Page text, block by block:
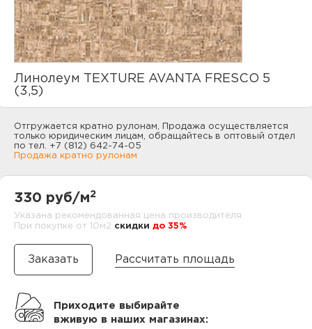
Линолеум TEXTURE AVANTA FRESCO 5
(3,5)
Отгружается кратно рулонам, Продажа осуществляется
только юридическим лицам, обращайтесь в оптовый отдел
по тел. +7 (812) 642-74-05
Продажа кратно рулонам
330 руб/м2
Указана рекомендованная цена производителя.
При покупке от 10м2 cкидки до 35%
Рассчитать площадь
Приходите выбирайте
вживую в наших магазинах: